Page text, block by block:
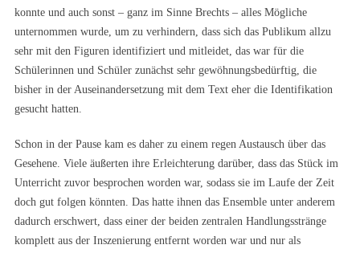
konnte und auch sonst – ganz im Sinne Brechts – alles Mögliche
unternommen wurde, um zu verhindern, dass sich das Publikum allzu
sehr mit den Figuren identifiziert und mitleidet, das war für die
Schülerinnen und Schüler zunächst sehr gewöhnungsbedürftig, die
bisher in der Auseinandersetzung mit dem Text eher die Identifikation
gesucht hatten.
Schon in der Pause kam es daher zu einem regen Austausch über das
Gesehene. Viele äußerten ihre Erleichterung darüber, dass das Stück im
Unterricht zuvor besprochen worden war, sodass sie im Laufe der Zeit
doch gut folgen könnten. Das hatte ihnen das Ensemble unter anderem
dadurch erschwert, dass einer der beiden zentralen Handlungsstränge
komplett aus der Inszenierung entfernt worden war und nur als